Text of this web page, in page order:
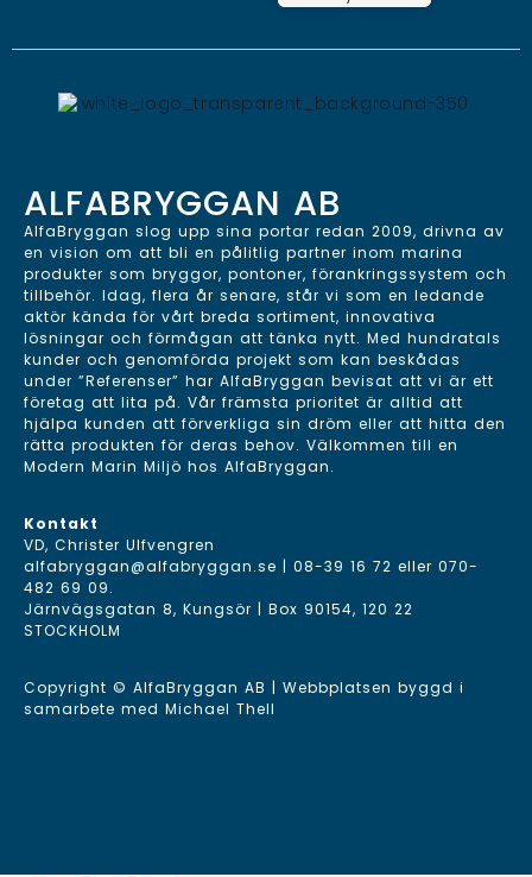
ALFABRYGGAN AB
AlfaBryggan slog upp sina portar redan 2009, drivna av
en vision om att bli en pålitlig partner inom marina
produkter som bryggor, pontoner, förankringssystem och
tillbehör. Idag, flera år senare, står vi som en ledande
aktör kända för vårt breda sortiment, innovativa
lösningar och förmågan att tänka nytt. Med hundratals
kunder och genomförda projekt som kan beskådas
under ”Referenser” har AlfaBryggan bevisat att vi är ett
företag att lita på. Vår främsta prioritet är alltid att
hjälpa kunden att förverkliga sin dröm eller att hitta den
rätta produkten för deras behov. Välkommen till en
Modern Marin Miljö hos AlfaBryggan.
Kontakt
VD, Christer Ulfvengren
alfabryggan@alfabryggan.se | 08-39 16 72 eller 070-
482 69 09.
Järnvägsgatan 8, Kungsör | Box 90154, 120 22
STOCKHOLM
Copyright © AlfaBryggan AB | Webbplatsen byggd i
samarbete med Michael Thell